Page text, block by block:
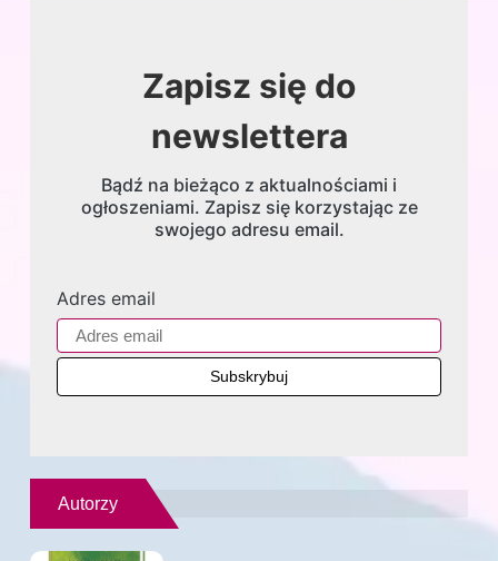
Zapisz się do
newslettera
Bądź na bieżąco z aktualnościami i
ogłoszeniami. Zapisz się korzystając ze
swojego adresu email.
Adres email
Autorzy